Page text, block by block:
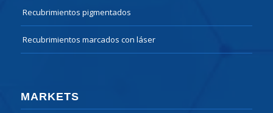
Recubrimientos pigmentados
Recubrimientos marcados con láser
MARKETS